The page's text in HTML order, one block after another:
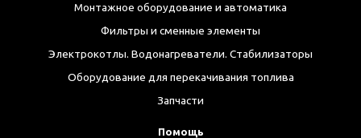
Монтажное оборудование и автоматика
Фильтры и сменные элементы
Электрокотлы. Водонагреватели. Стабилизаторы
Оборудование для перекачивания топлива
Запчасти
Помощь